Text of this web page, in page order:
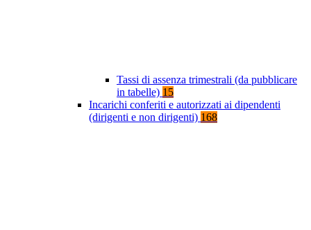
Tassi di assenza trimestrali (da pubblicare
in tabelle) 15
Incarichi conferiti e autorizzati ai dipendenti
(dirigenti e non dirigenti) 168